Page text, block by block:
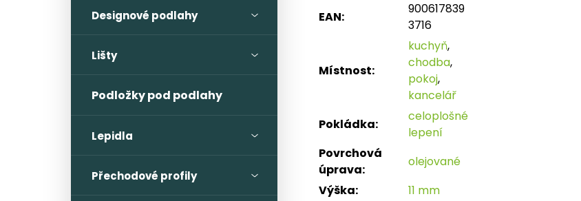
Designové podlahy
Lišty
Podložky pod podlahy
Lepidla
Přechodové profily
EAN:
900617839
3716
Místnost:
kuchyň,
chodba,
pokoj,
kancelář
Pokládka:
celoplošné
lepení
Povrchová
úprava:
olejované
Výška:
11 mm